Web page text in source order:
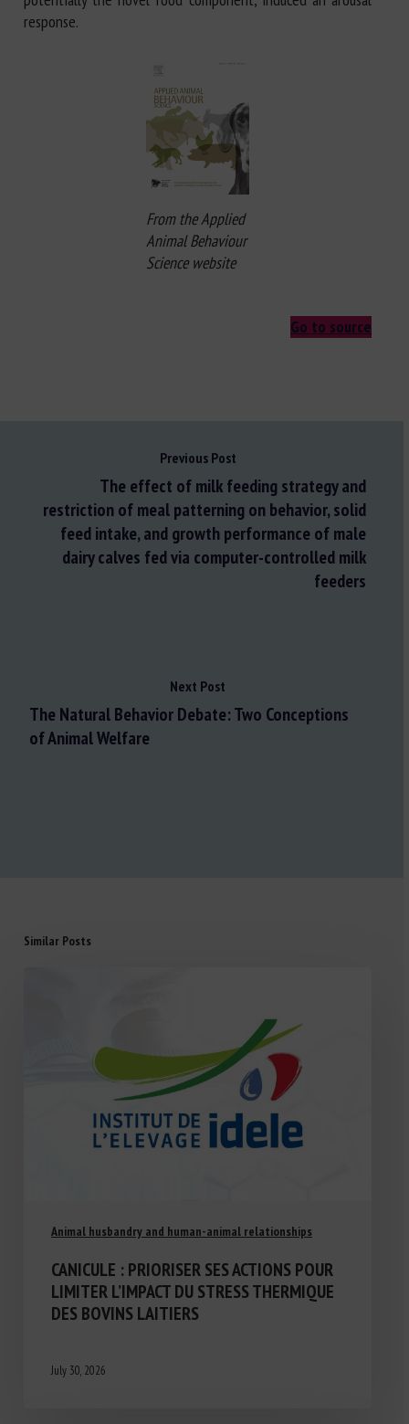
response.
From the Applied
Animal Behaviour
Science website
Go to source
Previous Post
The effect of milk feeding strategy and
restriction of meal patterning on behavior, solid
feed intake, and growth performance of male
dairy calves fed via computer-controlled milk
feeders
Next Post
The Natural Behavior Debate: Two Conceptions
of Animal Welfare
Similar Posts
Animal husbandry and human-animal relationships
CANICULE : PRIORISER SES ACTIONS POUR
LIMITER L’IMPACT DU STRESS THERMIQUE
DES BOVINS LAITIERS
July 30, 2026